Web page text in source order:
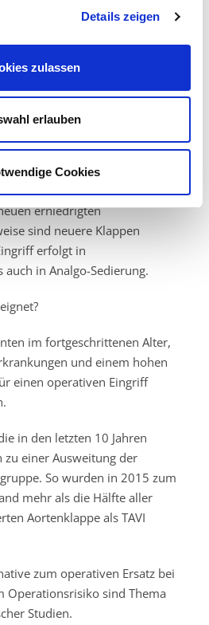
Details zeigen
zulassen
erlauben
Cookies
invasiver Zugang operativ
sind (transapikaler Zugang).
in die linke
mit einem Ballon
Schrittmacher in
und mit Hilfe des
Es erfolgen Kontrollen auf
erniedrigten
sind neuere Klappen
erfolgt in
in Analgo-Sedierung.
im fortgeschrittenen Alter,
und einem hohen
einen operativen Eingriff
in den letzten 10 Jahren
einer Ausweitung der
So wurden in 2015 zum
mehr als die Hälfte aller
Aortenklappe als TAVI
zum operativen Ersatz bei
Operationsrisiko sind Thema
Studien.